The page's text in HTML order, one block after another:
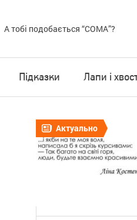
А тобі подобається “COMA”?
Підказки Лапи і
Актуально